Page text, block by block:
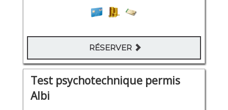
RÉSERVER
Test psychotechnique permis
Albi